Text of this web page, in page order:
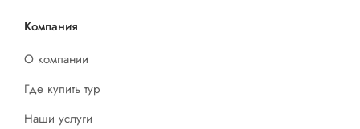
Компания
О компании
Где купить тур
Наши услуги